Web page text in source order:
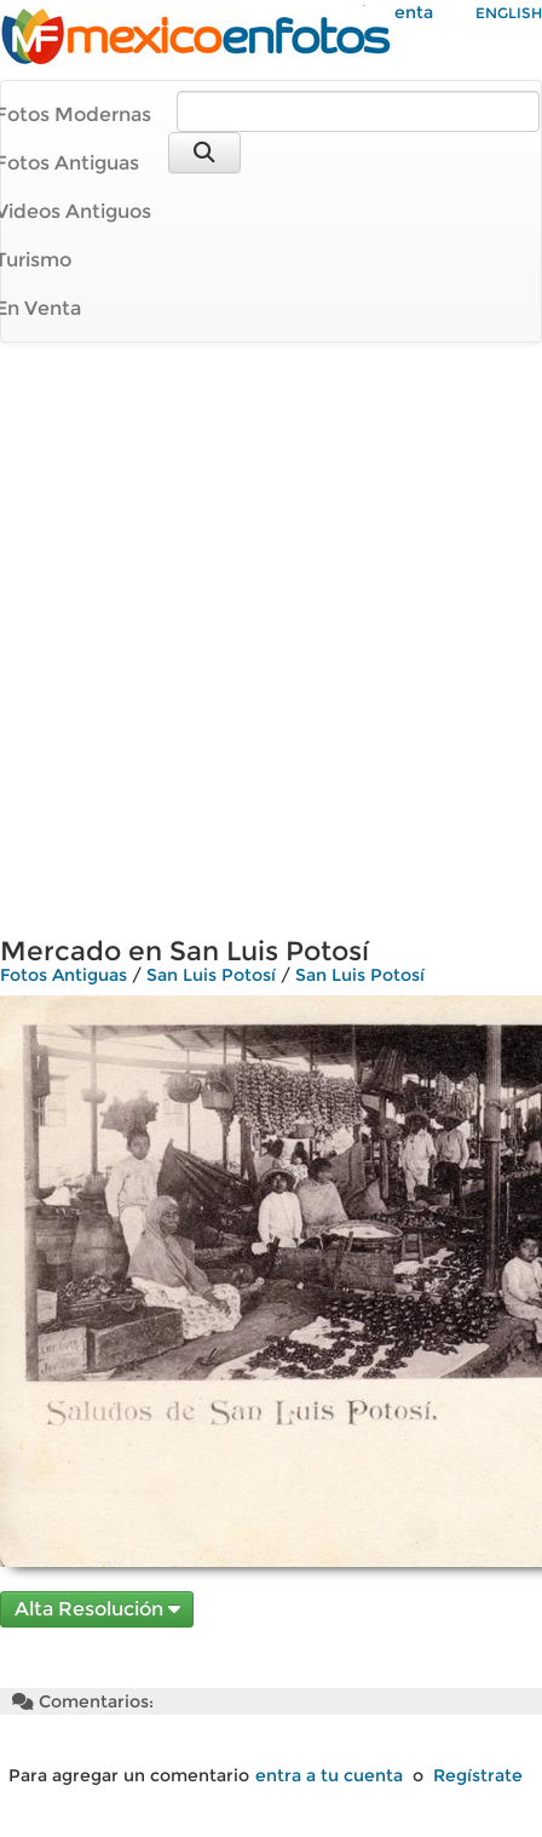
Mi Cuenta ENGLISH
Modernas
Antiguas
Antiguos
Venta
Mercado en San Luis Potosí
Fotos Antiguas / San Luis Potosí / San Luis Potosí
Alta Resolución
Comentarios:
Para agregar un comentario entra a tu cuenta o Regístrate